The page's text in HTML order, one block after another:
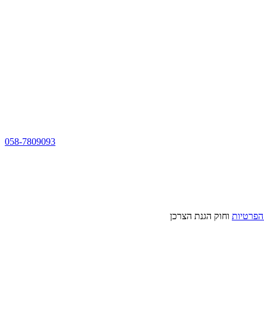
058-7809093
הפרטיות וחוק הגנת הצרכן